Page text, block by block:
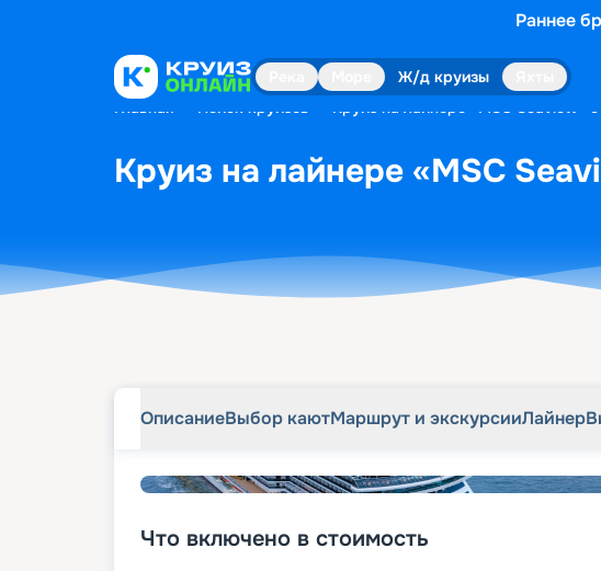
Раннее
Ж/д круизы
Главная Поиск круизов Круиз на лайнере «MSC Seaview»
Круиз на лайнере «MSC
ОписаниеВыбор каютМаршрут и экскурсииЛайнер
Что включено в стоимость